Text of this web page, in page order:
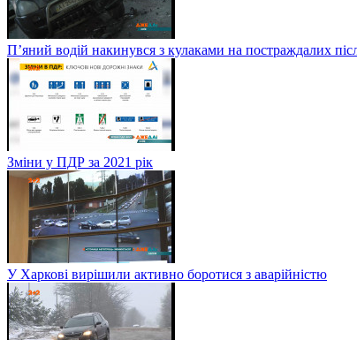
П’яний водій накинувся з кулаками на постраждалих
Зміни у ПДР за 2021 рік
У Харкові вирішили активно боротися з аварійністю